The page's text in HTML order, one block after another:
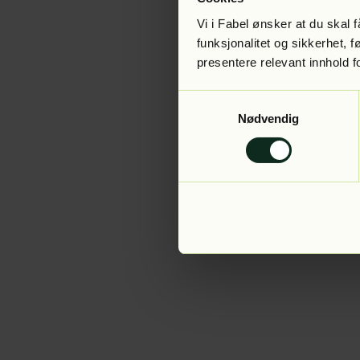
Vi i Fabel ønsker at du skal
funksjonalitet og sikkerhet,
presentere relevant innhold
Nødvendig
Application